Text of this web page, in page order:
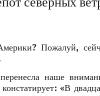
Пожалуй,
наше
«В